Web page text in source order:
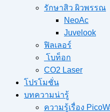
รักษาสิว ผิวพรรณ
NeoAc
Juvelook
ฟิลเลอร์
โบท็อก
CO2 Laser
โปรโมชั่น
บทความน่ารู้
ความรู้เรื่อง